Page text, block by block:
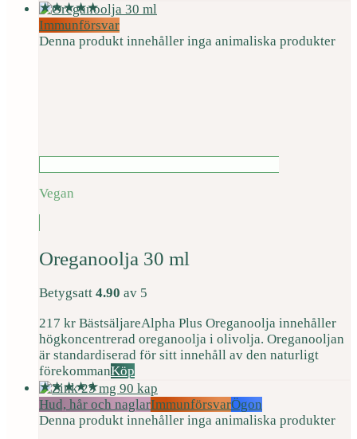
Immunförsvar
Denna produkt innehåller inga animaliska produkter
Vegan
Oreganoolja 30 ml
Betygsatt 4.90 av 5
217 kr BästsäljareAlpha Plus Oreganoolja innehåller
högkoncentrerad oreganoolja i olivolja. Oreganooljan
är standardiserad för sitt innehåll av den naturligt
förekommanKöp
Hud, hår och naglarImmunförsvarÖgon
Denna produkt innehåller inga animaliska produkter